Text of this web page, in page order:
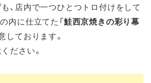
、店内で一つひとつトロ付けをして
内に仕立てた「鮭西京焼きの彩り幕
しております。
ださい。